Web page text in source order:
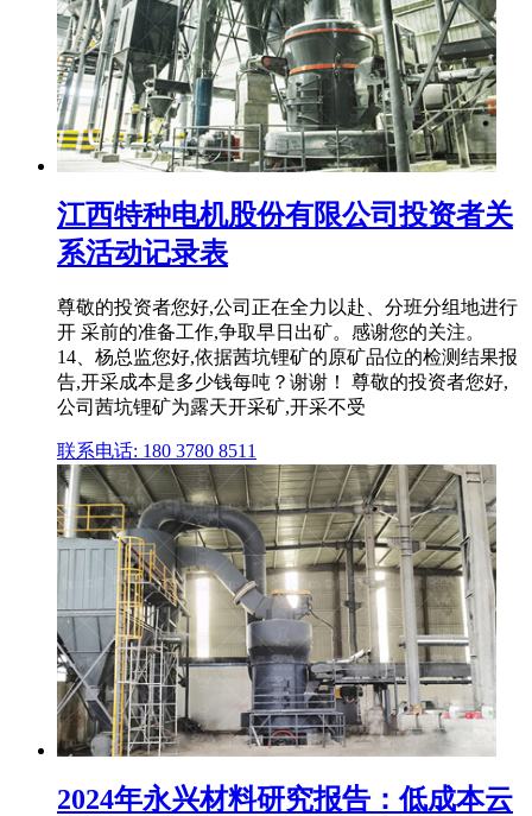
江西特种电机股份有限公司投资者关
系活动记录表
尊敬的投资者您好,公司正在全力以赴、分班分组地进行
开 采前的准备工作,争取早日出矿。感谢您的关注。
14、杨总监您好,依据茜坑锂矿的原矿品位的检测结果报
告,开采成本是多少钱每吨？谢谢！ 尊敬的投资者您好,
公司茜坑锂矿为露天开采矿,开采不受
联系电话: 180 3780 8511
2024年永兴材料研究报告：低成本云